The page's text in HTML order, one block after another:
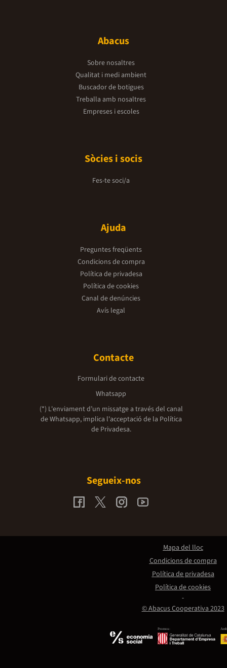
Abacus
Sobre nosaltres
Qualitat i medi ambient
Buscador de botigues
Treballa amb nosaltres
Empreses i escoles
Sòcies i socis
Fes-te soci/a
Ajuda
Preguntes freqüents
Condicions de compra
Política de privadesa
Política de cookies
Canal de denúncies
Avís legal
Contacte
Formulari de contacte
Whatsapp
(*) L'enviament d’un missatge a través del canal
de Whatsapp, implica l'acceptació de la Política
de Privadesa.
Segueix-nos
Promou:
© Abacus Cooperativa 2023
Mapa del lloc
Condicions de compra
Política de privadesa
Política de cookies